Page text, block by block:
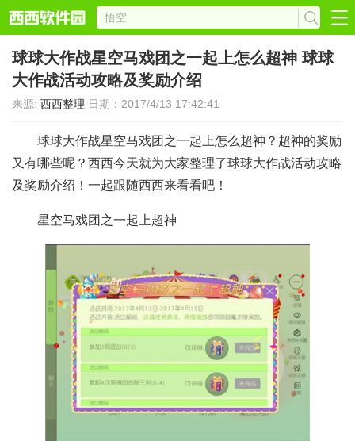
球球大作战星空马戏团之一起上怎么超神 球球
大作战活动攻略及奖励介绍
来源: 西西整理 日期：2017/4/13 17:42:41
球球大作战星空马戏团之一起上怎么超神？超神的奖励
又有哪些呢？西西今天就为大家整理了球球大作战活动攻略
及奖励介绍！一起跟随西西来看看吧！
星空马戏团之一起上超神